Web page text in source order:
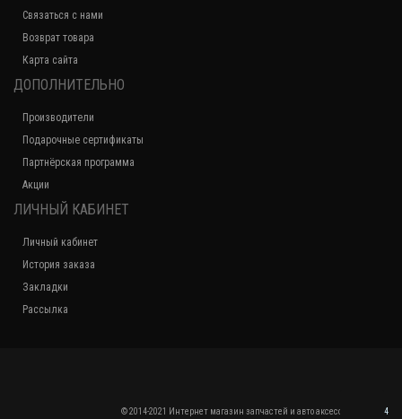
Связаться с нами
Возврат товара
Карта сайта
ДОПОЛНИТЕЛЬНО
Производители
Подарочные сертификаты
Партнёрская программа
Акции
ЛИЧНЫЙ КАБИНЕТ
Личный кабинет
История заказа
Закладки
Рассылка
© 2014-2021 Интернет магазин запчастей и авто аксессуаров VIN54